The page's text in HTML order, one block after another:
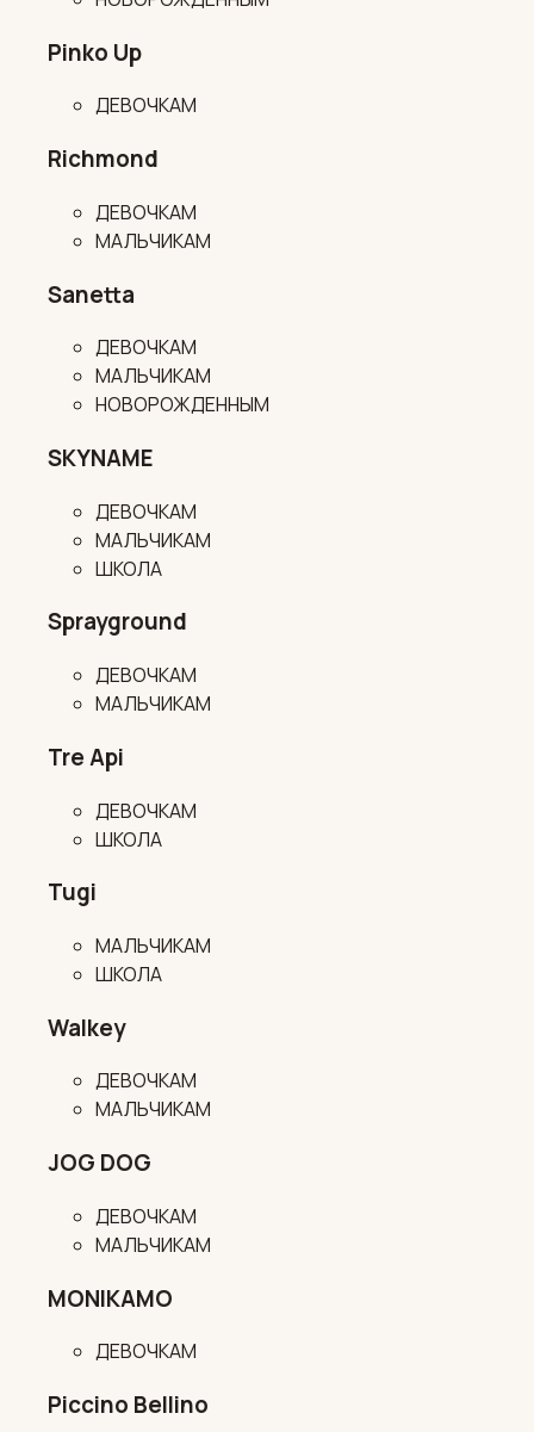
Pinko Up
ДЕВОЧКАМ
Richmond
ДЕВОЧКАМ
МАЛЬЧИКАМ
Sanetta
ДЕВОЧКАМ
МАЛЬЧИКАМ
НОВОРОЖДЕННЫМ
SKYNAME
ДЕВОЧКАМ
МАЛЬЧИКАМ
ШКОЛА
Sprayground
ДЕВОЧКАМ
МАЛЬЧИКАМ
Tre Api
ДЕВОЧКАМ
ШКОЛА
Tugi
МАЛЬЧИКАМ
ШКОЛА
Walkey
ДЕВОЧКАМ
МАЛЬЧИКАМ
JOG DOG
ДЕВОЧКАМ
МАЛЬЧИКАМ
MONIKAMO
ДЕВОЧКАМ
Piccino Bellino